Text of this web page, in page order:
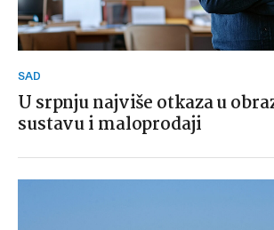
SAD
U srpnju najviše otkaza u
sustavu i maloprodaji